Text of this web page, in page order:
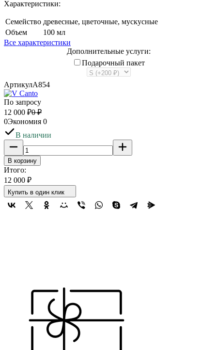
Характеристики:
Семейство древесные, цветочные, мускусные
Объем
100 мл
Все характеристики
Дополнительные услуги:
Подарочный пакет
АртикулA854
По запросу
12 000 ₽0 ₽
0Экономия 0
В наличии
В корзину
Итого:
12 000 ₽
Купить в один клик